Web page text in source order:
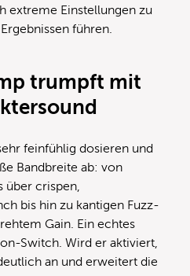
extreme Einstellungen zu
führen.
trumpft mit
feinfühlig dosieren und
Bandbreite ab: von
über crispen,
bis hin zu kantigen Fuzz-
Gain. Ein echtes
Switch. Wird er aktiviert,
an und erweitert die